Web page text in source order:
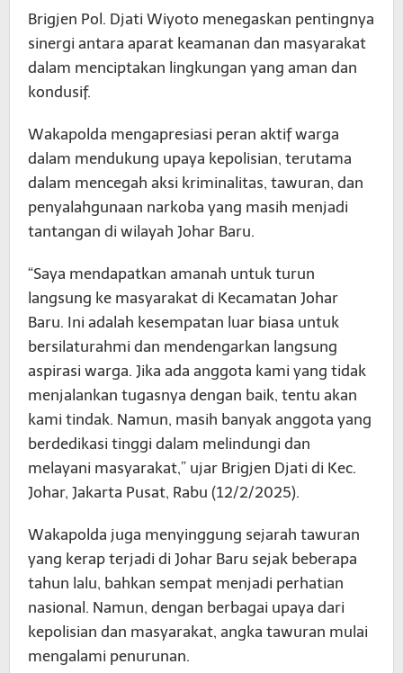
Brigjen Pol. Djati Wiyoto menegaskan pentingnya
sinergi antara aparat keamanan dan masyarakat
dalam menciptakan lingkungan yang aman dan
kondusif.
Wakapolda mengapresiasi peran aktif warga
dalam mendukung upaya kepolisian, terutama
dalam mencegah aksi kriminalitas, tawuran, dan
penyalahgunaan narkoba yang masih menjadi
tantangan di wilayah Johar Baru.
“Saya mendapatkan amanah untuk turun
langsung ke masyarakat di Kecamatan Johar
Baru. Ini adalah kesempatan luar biasa untuk
bersilaturahmi dan mendengarkan langsung
aspirasi warga. Jika ada anggota kami yang tidak
menjalankan tugasnya dengan baik, tentu akan
kami tindak. Namun, masih banyak anggota yang
berdedikasi tinggi dalam melindungi dan
melayani masyarakat,” ujar Brigjen Djati di Kec.
Johar, Jakarta Pusat, Rabu (12/2/2025).
Wakapolda juga menyinggung sejarah tawuran
yang kerap terjadi di Johar Baru sejak beberapa
tahun lalu, bahkan sempat menjadi perhatian
nasional. Namun, dengan berbagai upaya dari
kepolisian dan masyarakat, angka tawuran mulai
mengalami penurunan.